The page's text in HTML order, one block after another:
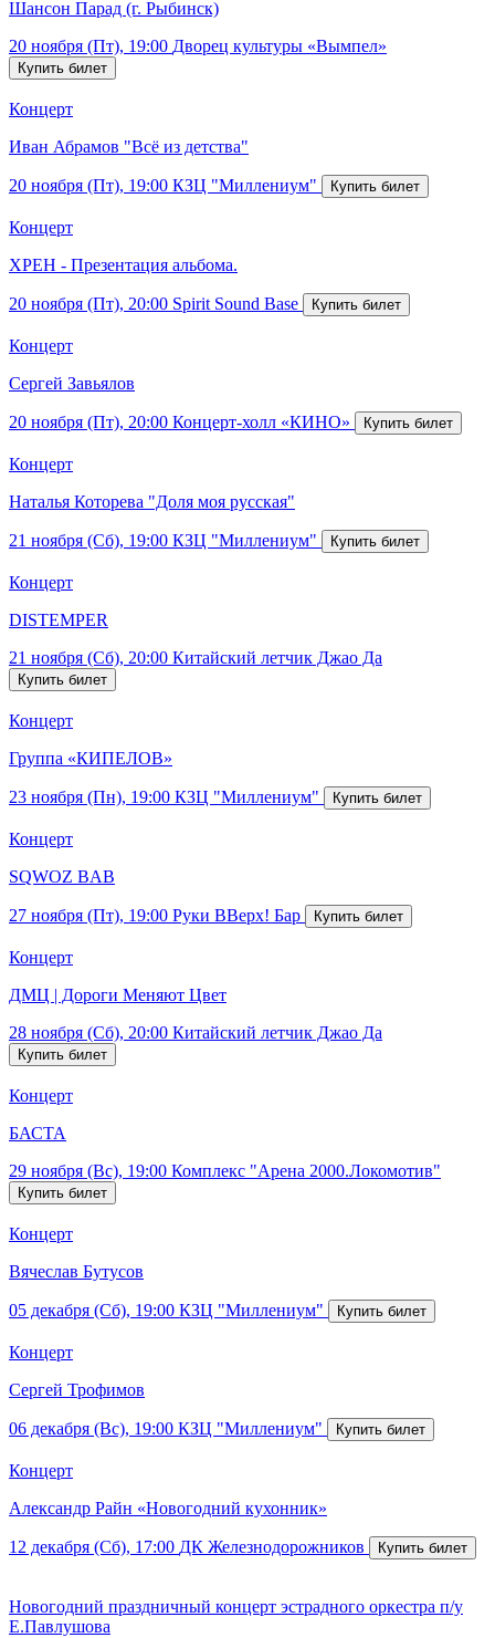
Шансон Парад (г. Рыбинск)
20 ноября (Пт), 19:00 Дворец культуры «Вымпел»
Концерт
Иван Абрамов "Всё из детства"
20 ноября (Пт), 19:00 КЗЦ "Миллениум"
Концерт
ХРЕН - Презентация альбома.
20 ноября (Пт), 20:00 Spirit Sound Base
Концерт
Сергей Завьялов
20 ноября (Пт), 20:00 Концерт-холл «КИНО»
Концерт
Наталья Которева "Доля моя русская"
21 ноября (Сб), 19:00 КЗЦ "Миллениум"
Концерт
DISTEMPER
21 ноября (Сб), 20:00 Китайский летчик Джао Да
Концерт
Группа «КИПЕЛОВ»
23 ноября (Пн), 19:00 КЗЦ "Миллениум"
Концерт
SQWOZ BAB
27 ноября (Пт), 19:00 Руки ВВерх! Бар
Концерт
ДМЦ | Дороги Меняют Цвет
28 ноября (Сб), 20:00 Китайский летчик Джао Да
Концерт
БАСТА
29 ноября (Вс), 19:00 Комплекс "Арена 2000.Локомотив"
Концерт
Вячеслав Бутусов
05 декабря (Сб), 19:00 КЗЦ "Миллениум"
Концерт
Сергей Трофимов
06 декабря (Вс), 19:00 КЗЦ "Миллениум"
Концерт
Александр Райн «Новогодний кухонник»
12 декабря (Сб), 17:00 ДК Железнодорожников
Новогодний праздничный концерт эстрадного оркестра п/у
Е.Павлушова